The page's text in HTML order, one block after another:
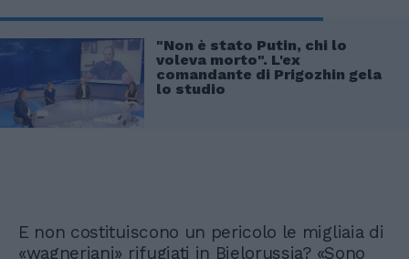
"Non è stato Putin, chi lo
voleva morto". L'ex
comandante di Prigozhin gela
lo studio
E non costituiscono un pericolo le migliaia di
«wagneriani» rifugiati in Bielorussia? «Sono